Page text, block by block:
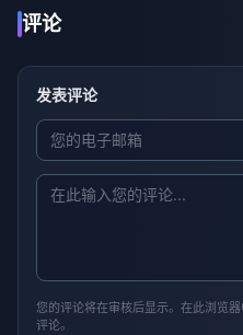
评论
发表评论
您的评论将在审核后显示。在此浏览
评论。